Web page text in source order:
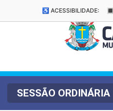
♿ ACESSIBILIDADE: 🔳
SESSÃO ORDINÁRIA